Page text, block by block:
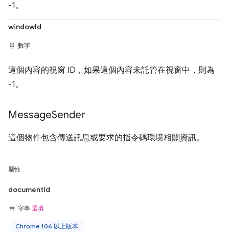
-1。
windowId
數字
這個內容的視窗 ID，如果這個內容未託管在視窗中，則為
-1。
MessageSender
這個物件包含傳送訊息或要求的指令碼環境相關資訊。
屬性
documentId
字串 選填
Chrome 106 以上版本